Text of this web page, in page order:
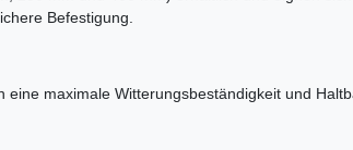
Befestigung.
maximale Witterungsbeständigkeit und